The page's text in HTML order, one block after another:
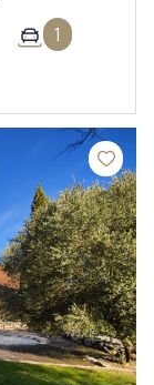
1